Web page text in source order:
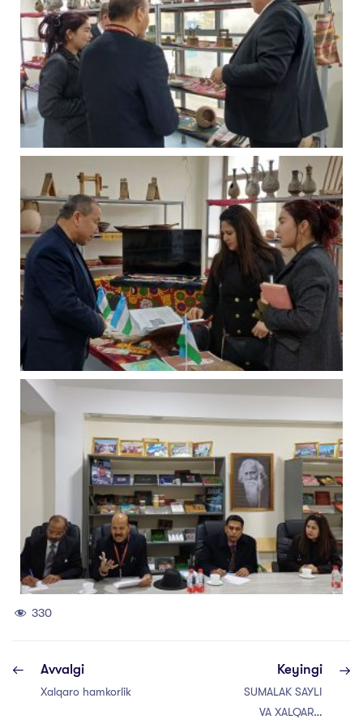
330
Avvalgi
Xalqaro hamkorlik
Keyingi
SUMALAK SAYLI
VA XALQARO